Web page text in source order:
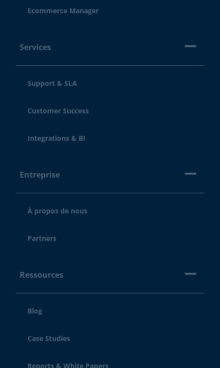
Ecommerce Manager
Services
Support & SLA
Customer Success
Integrations & BI
Entreprise
À propos de nous
Partners
Ressources
Blog
Case Studies
Reports & White Papers